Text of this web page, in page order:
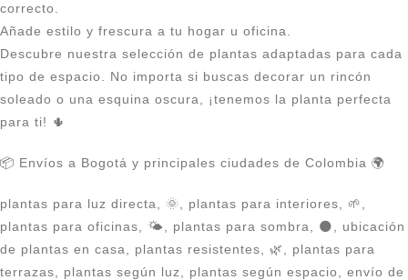
correcto.
Añade estilo y frescura a tu hogar u oficina.
Descubre nuestra selección de plantas adaptadas para cada
tipo de espacio. No importa si buscas decorar un rincón
soleado o una esquina oscura, ¡tenemos la planta perfecta
para ti! 🌵
📦 Envíos a Bogotá y principales ciudades de Colombia 🌍
plantas para luz directa, 🌞, plantas para interiores, 🌱,
plantas para oficinas, 🌤️, plantas para sombra, 🌑, ubicación
de plantas en casa, plantas resistentes, 🌿, plantas para
terrazas, plantas según luz, plantas según espacio, envío de